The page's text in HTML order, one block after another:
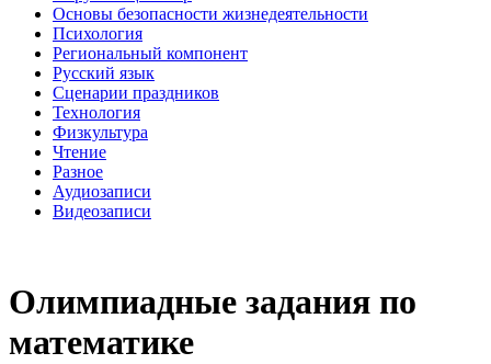
Основы безопасности жизнедеятельности
Психология
Региональный компонент
Русский язык
Сценарии праздников
Технология
Физкультура
Чтение
Разное
Аудиозаписи
Видеозаписи
Олимпиадные задания по
математике